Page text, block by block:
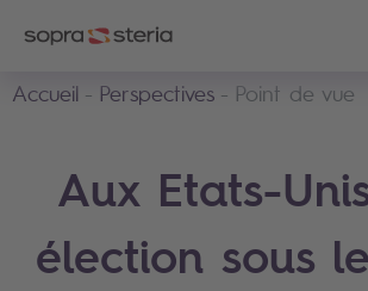
Accueil
Perspectives Point de vue
Aux Etats-
élection sous